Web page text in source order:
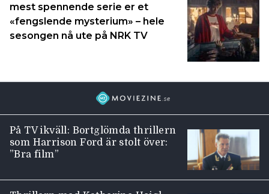
mest spennende serie er et
«fengslende mysterium» – hele
sesongen nå ute på NRK TV
På TV ikväll: Bortglömda thrillern
som Harrison Ford är stolt över:
”Bra film”